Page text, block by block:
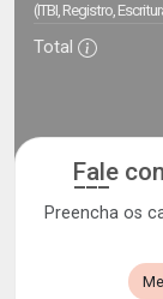
(ITBI, Registro,
Total
Fale
Preencha os